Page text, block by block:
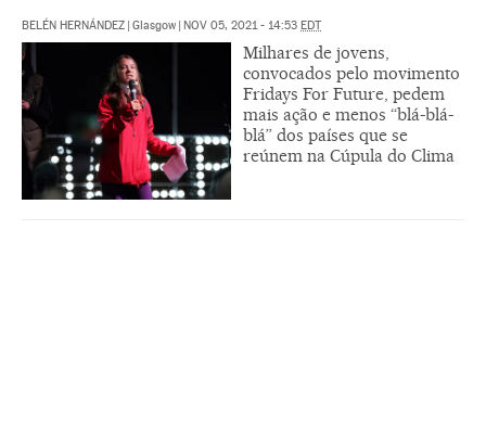
BELÉN HERNÁNDEZ Glasgow NOV 05, 2021 - 14:53 EDT
Milhares de jovens,
convocados pelo movimento
Fridays For Future, pedem
mais ação e menos “blá-blá-
blá” dos países que se
reúnem na Cúpula do Clima